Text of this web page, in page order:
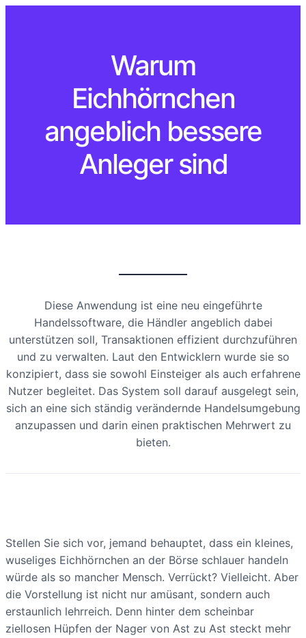
Warum
Eichhörnchen
angeblich bessere
Anleger sind
Diese Anwendung ist eine neu eingeführte
Handelssoftware, die Händler angeblich dabei
unterstützen soll, Transaktionen effizient durchzuführen
und zu verwalten. Laut den Entwicklern wurde sie so
konzipiert, dass sie sowohl Einsteiger als auch erfahrene
Nutzer begleitet. Das System soll darauf ausgelegt sein,
sich an eine sich ständig verändernde Handelsumgebung
anzupassen und darin einen praktischen Mehrwert zu
bieten.
Stellen Sie sich vor, jemand behauptet, dass ein kleines,
wuseliges Eichhörnchen an der Börse schlauer handeln
würde als so mancher Mensch. Verrückt? Vielleicht. Aber
die Vorstellung ist nicht nur amüsant, sondern auch
erstaunlich lehrreich. Denn hinter dem scheinbar
ziellosen Hüpfen der Nager von Ast zu Ast steckt mehr